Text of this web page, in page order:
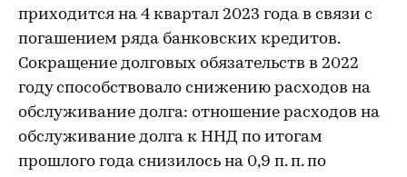
приходится на 4 квартал 2023 года в связи с
погашением ряда банковских кредитов.
Сокращение долговых обязательств в 2022
году способствовало снижению расходов на
обслуживание долга: отношение расходов на
обслуживание долга к ННД по итогам
прошлого года снизилось на 0,9 п. п. по